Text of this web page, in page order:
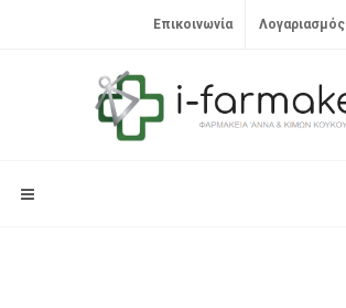
Επικοινωνία Λογαριασμός